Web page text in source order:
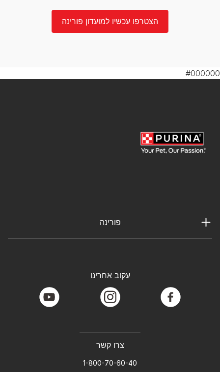
הצטרפו עכשיו למועדון פורינה
#000000
פורינה
צרו קשר
1-800-70-60-40
עקוב אחרינו
facebook
instagram
youtube